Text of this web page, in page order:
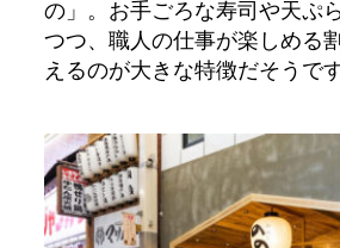
の」。お手ごろな寿司や天ぷ
つつ、職人の仕事が楽しめる
えるのが大きな特徴だそうです